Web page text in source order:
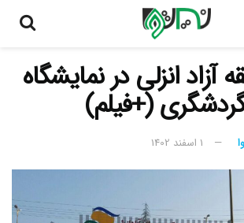
انزلی در نمایشگاه
(+فیلم)
1 اسفند 1402